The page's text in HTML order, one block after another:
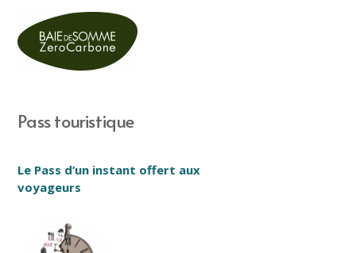
Pass touristique
Le Pass d’un instant offert aux
voyageurs